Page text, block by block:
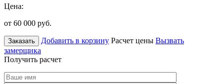
Цена:
от 60 000 руб.
Заказать Добавить в корзину Расчет цены Вызвать
замерщика
Получить расчет